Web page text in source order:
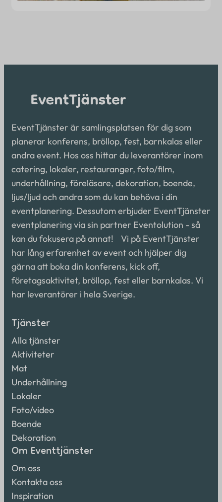
EventTjänster är samlingsplatsen för dig som
planerar konferens, bröllop, fest, barnkalas eller
andra event. Hos oss hittar du leverantörer inom
catering, lokaler, restauranger, foto/film,
underhållning, föreläsare, dekoration, boende,
ljus/ljud och andra som du kan behöva i din
eventplanering. Dessutom erbjuder EventTjänster
eventplanering via sin partner Eventolution - så
kan du fokusera på annat! Vi på EventTjänster
har lång erfarenhet av event och hjälper dig
gärna att boka din konferens, kick off,
företagsaktivitet, bröllop, fest eller barnkalas. Vi
har leverantörer i hela Sverige.
Tjänster
Alla tjänster
Aktiviteter
Mat
Underhållning
Lokaler
Foto/video
Boende
Dekoration
Om Eventtjänster
Om oss
Kontakta oss
Inspiration